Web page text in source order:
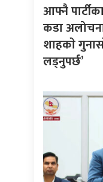
आफ्नै
कडा अलोचना
शाहकाे
लड्नुपर्छ’